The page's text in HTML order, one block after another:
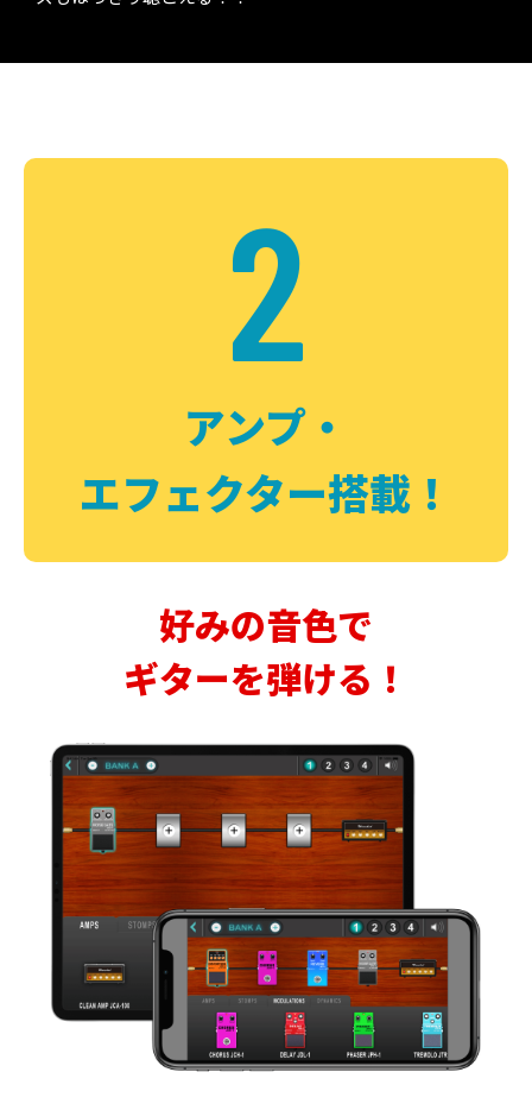
2
アンプ・
エフェクター搭載！
好みの音色で
ギターを弾ける！